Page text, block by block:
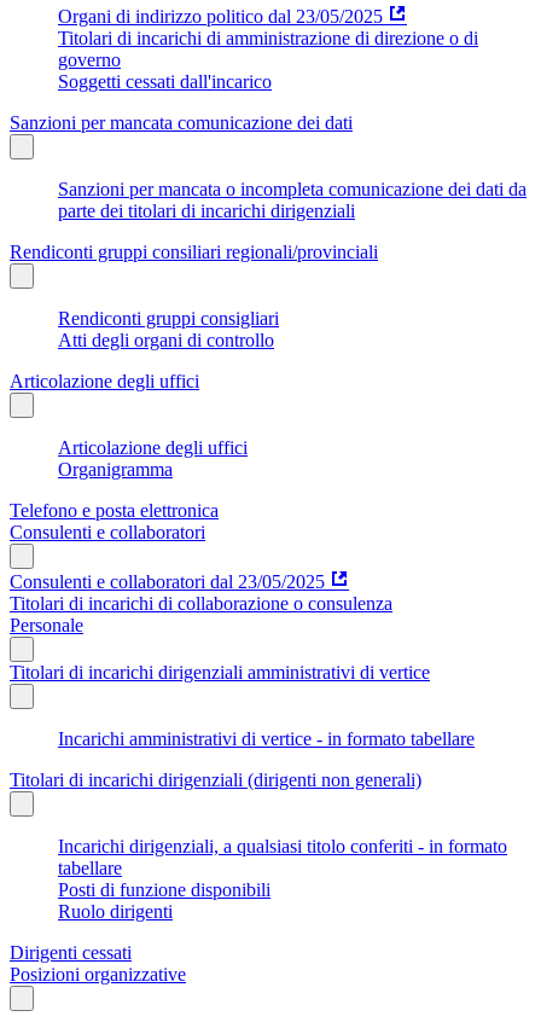
Organi di indirizzo politico dal 23/05/2025
Titolari di incarichi di amministrazione di direzione o di
governo
Soggetti cessati dall'incarico
Sanzioni per mancata comunicazione dei dati
Sanzioni per mancata o incompleta comunicazione dei dati da
parte dei titolari di incarichi dirigenziali
Rendiconti gruppi consiliari regionali/provinciali
Rendiconti gruppi consigliari
Atti degli organi di controllo
Articolazione degli uffici
Articolazione degli uffici
Organigramma
Telefono e posta elettronica
Consulenti e collaboratori
Consulenti e collaboratori dal 23/05/2025
Titolari di incarichi di collaborazione o consulenza
Personale
Titolari di incarichi dirigenziali amministrativi di vertice
Incarichi amministrativi di vertice - in formato tabellare
Titolari di incarichi dirigenziali (dirigenti non generali)
Incarichi dirigenziali, a qualsiasi titolo conferiti - in formato
tabellare
Posti di funzione disponibili
Ruolo dirigenti
Dirigenti cessati
Posizioni organizzative